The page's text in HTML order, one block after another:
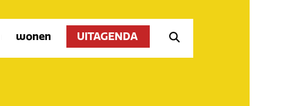
wonen UITAGENDA